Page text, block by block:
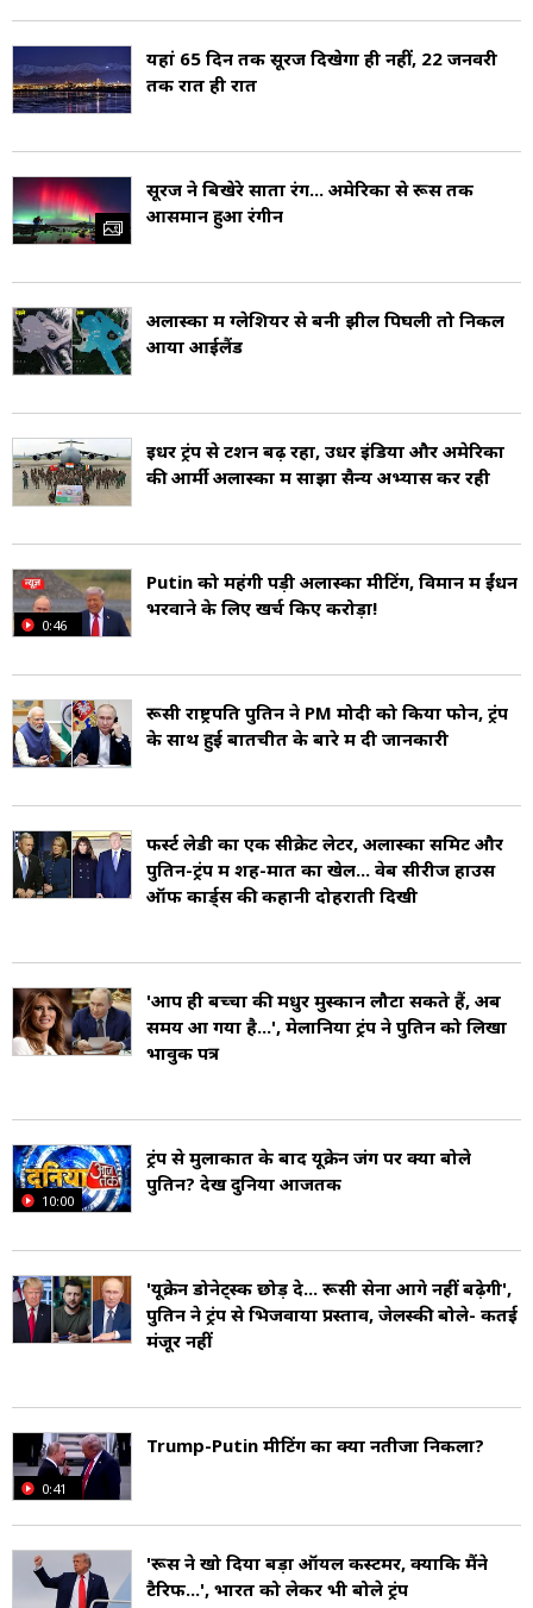
पार्क, केनाई फ्योर्ड्स, ग्लेशियर बे जैसे स्थलों पर हाइकिंग,
कैम्पिंग, माउंटेन क्लाइम्बिंग और वाइल्डलाइफ देखने का
अनुभव अनोखा होता है. क्रूज शिप यात्राएं भी लोकप्रिय हैं,
जो तटीय ग्लेशियरों और बर्फीले द्वीपों के शानदार दृश्य
प्रस्तुत करती हैं.
यहां 65 दिन तक सूरज दिखेगा ही नहीं, 22 जनवरी
तक रात ही रात
सूरज ने बिखेरे सातों रंग... अमेरिका से रूस तक
आसमान हुआ रंगीन
अलास्का में ग्लेशियर से बनी झील पिघली तो निकल
आया आईलैंड
इधर ट्रंप से टेंशन बढ़ रहा, उधर इंडिया और अमेरिका
की आर्मी अलास्का में साझा सैन्य अभ्यास कर रही
0:46
Putin को महंगी पड़ी अलास्का मीटिंग, विमान में ईंधन
भरवाने के लिए खर्च किए करोड़ों!
रूसी राष्ट्रपति पुतिन ने PM मोदी को किया फोन, ट्रंप
के साथ हुई बातचीत के बारे में दी जानकारी
फर्स्ट लेडी का एक सीक्रेट लेटर, अलास्का समिट और
पुतिन-ट्रंप में शह-मात का खेल... वेब सीरीज हाउस
ऑफ कार्ड्स की कहानी दोहराती दिखी
'आप ही बच्चों की मधुर मुस्कान लौटा सकते हैं, अब
समय आ गया है...', मेलानिया ट्रंप ने पुतिन को लिखा
भावुक पत्र
10:00
ट्रंप से मुलाकात के बाद यूक्रेन जंग पर क्या बोले
पुतिन? देखें दुनिया आजतक
'यूक्रेन डोनेट्स्क छोड़ दे... रूसी सेना आगे नहीं बढ़ेगी',
पुतिन ने ट्रंप से भिजवाया प्रस्ताव, जेलेंस्की बोले- कतई
मंजूर नहीं
0:41
Trump-Putin मीटिंग का क्या नतीजा निकला?
'रूस ने खो दिया बड़ा ऑयल कस्टमर, क्योंकि मैंने
टैरिफ...', भारत को लेकर भी बोले ट्रंप